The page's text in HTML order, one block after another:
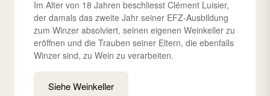
Im Alter von 18 Jahren beschliesst Clément Luisier,
der damals das zweite Jahr seiner EFZ-Ausbildung
zum Winzer absolviert, seinen eigenen Weinkeller zu
eröffnen und die Trauben seiner Eltern, die ebenfalls
Winzer sind, zu Wein zu verarbeiten.
Siehe Weinkeller